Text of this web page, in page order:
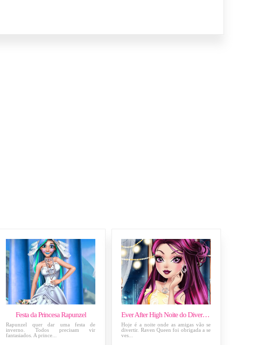
Festa da Princesa Rapunzel
Rapunzel quer dar uma festa de
inverno. Todos precisam vir
fantasiados. A prince...
Ever After High Noite do Divertimento
Hoje é a noite onde as amigas vão se
divertir. Raven Queen foi obrigada a se
ves...